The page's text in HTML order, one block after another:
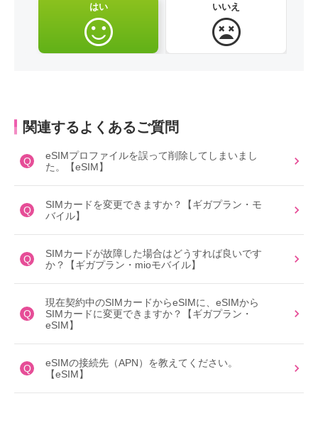
はい いいえ
関連するよくあるご質問
Q
eSIMプロファイルを誤って削除してしまいまし
た。【eSIM】
Q
SIMカードを変更できますか？【ギガプラン・モ
バイル】
Q
SIMカードが故障した場合はどうすれば良いです
か？【ギガプラン・mioモバイル】
Q
現在契約中のSIMカードからeSIMに、eSIMから
SIMカードに変更できますか？【ギガプラン・
eSIM】
Q
eSIMの接続先（APN）を教えてください。
【eSIM】